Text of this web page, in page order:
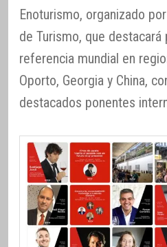
Enoturismo, organizado
de Turismo, que
referencia mundial en
Oporto, Georgia y China,
destacados ponentes